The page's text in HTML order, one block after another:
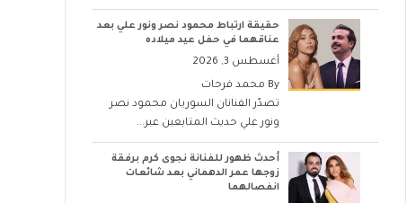
حقيقة ارتباط محمود نصر ونور علي بعد
عناقهما في حفل عيد ميلاده
أغسطس 3, 2026
By محمد فرحات
تصدّر الفنانان السوريان محمود نصر
ونور علي حديث المتابعين عبر...
أحدث ظهور للفنانة نجوى كرم برفقة
زوجها عمر الدهماني بعد شائعات
انفصالهما